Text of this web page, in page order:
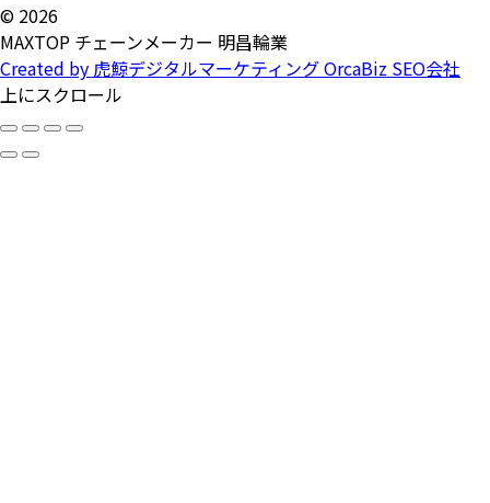
© 2026
MAXTOP チェーンメーカー 明昌輪業
Created by 虎鯨デジタルマーケティング OrcaBiz SEO会社
上にスクロール